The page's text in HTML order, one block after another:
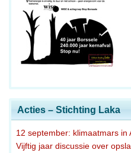
Acties – Stichting Laka
12 september: klimaatmars in
Vijftig jaar discussie over